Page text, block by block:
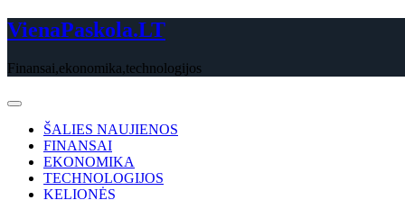
Skip
to
VienaPaskola.LT
Finansai,ekonomika,technologijos
ŠALIES NAUJIENOS
FINANSAI
EKONOMIKA
TECHNOLOGIJOS
KELIONĖS